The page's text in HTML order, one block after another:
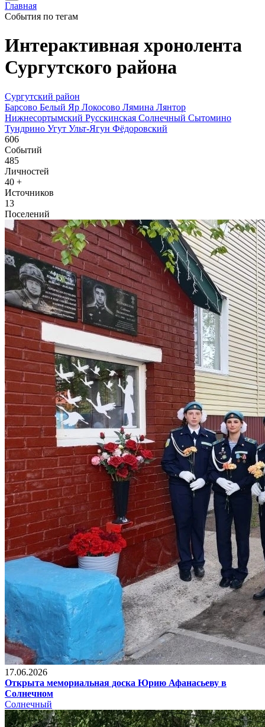
Главная
События по тегам
Интерактивная хронолента
Сургутского района
Сургутский район
Барсово Белый Яр Локосово Лямина Лянтор
Нижнесортымский Русскинская Солнечный Сытомино
Тундрино Угут Ульт-Ягун Фёдоровский
606
Событий
485
Личностей
40 +
Источников
13
Поселений
17.06.2026
Открыта мемориальная доска Юрию Афанасьеву в
Солнечном
Солнечный